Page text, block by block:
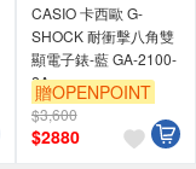
CASIO 卡西歐 G-
SHOCK 耐衝擊八角雙
顯電子錶-藍 GA-2100-
2A
贈OPENPOINT
$3,600
$2880